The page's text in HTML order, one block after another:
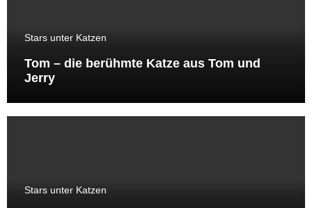
Stars unter Katzen
Tom – die berühmte Katze aus Tom und
Jerry
Stars unter Katzen